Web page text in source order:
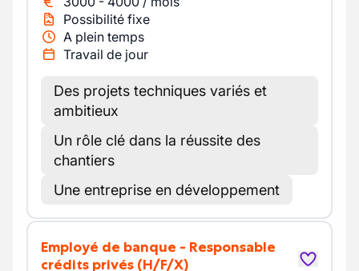
Possibilité fixe
A plein temps
Travail de jour
Des projets techniques variés et
ambitieux
Un rôle clé dans la réussite des
chantiers
Une entreprise en développement
Employé de banque - Responsable
crédits privés (H/F/X)